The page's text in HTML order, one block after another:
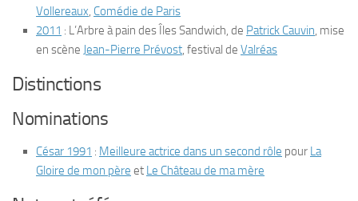
Vollereaux, Comédie de Paris
2011 : L’Arbre à pain des Îles Sandwich, de Patrick Cauvin, mise
en scène Jean-Pierre Prévost, festival de Valréas
Distinctions
Nominations
César 1991 : Meilleure actrice dans un second rôle pour La
Gloire de mon père et Le Château de ma mère